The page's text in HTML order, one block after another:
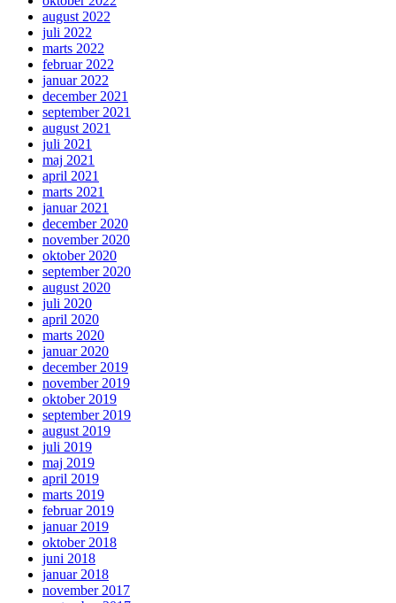
august 2022
juli 2022
marts 2022
februar 2022
januar 2022
december 2021
september 2021
august 2021
juli 2021
maj 2021
april 2021
marts 2021
januar 2021
december 2020
november 2020
oktober 2020
september 2020
august 2020
juli 2020
april 2020
marts 2020
januar 2020
december 2019
november 2019
oktober 2019
september 2019
august 2019
juli 2019
maj 2019
april 2019
marts 2019
februar 2019
januar 2019
oktober 2018
juni 2018
januar 2018
november 2017